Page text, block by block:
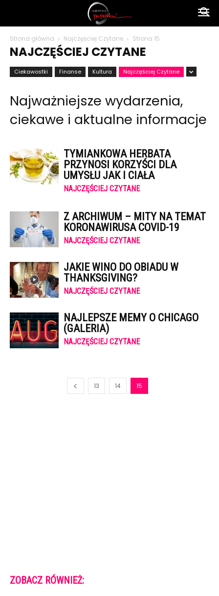
polsku
Strona główna Najczęściej Czytane Strona 15
NAJCZĘŚCIEJ CZYTANE
Ciekawostki Finanse Kultura Najczęściej Czytane
Najważniejsze wydarzenia,
ciekawe i aktualne informacje
TYMIANKOWA HERBATA
PRZYNOSI KORZYŚCI DLA
UMYSŁU JAK I CIAŁA
NAJCZĘŚCIEJ CZYTANE
Z ARCHIWUM – MITY NA TEMAT
KORONAWIRUSA COVID-19
NAJCZĘŚCIEJ CZYTANE
JAKIE WINO DO OBIADU W
THANKSGIVING?
NAJCZĘŚCIEJ CZYTANE
NAJLEPSZE MEMY O CHICAGO
(GALERIA)
NAJCZĘŚCIEJ CZYTANE
13 14 15
ZOBACZ RÓWNIEŻ: